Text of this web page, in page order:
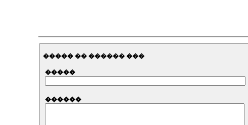
����� �� ������ ���
�����
������